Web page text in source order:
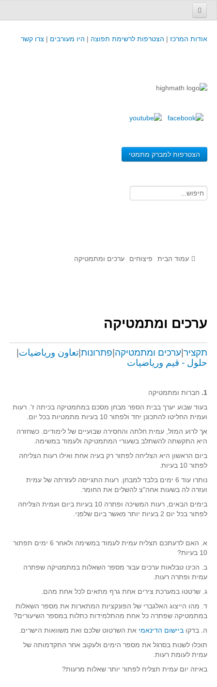
אודות המרכז | הצטרפות לרשימת תפוצה | היו מעורבים | צרו קשר
הצטרפות למברק מתמטי
קורסים והשתלמויות של מרכז המורים - כולל תוצרים
קורסים, כנסים והשתלמויות בארץ - מידע לשנה זו
משאבי הוראה ולמידה
לומדים בחט"ע
בית ספר יסודי
תוצרים מימי עיון וסדנאות - "קשר חם"
יישומים דינאמיים
פיצוחים
אלגברה
פונקציות
סדרות
בעיות מילוליות
עולם המספרים
סטטיסטיקה והסתברות
פונקציות וחדו"א
פונקצית הישר
פונקצית השורש
פונקציה רציונאלית
פונקציה מעריכית ולוגריתמית
בעיות קיצון
נגזרות ואינטגרלים
עמוד הבית פיצוחים ערכים ומתמטיקה
ערכים ומתמטיקה
תקציר|ערכים ומתמטיקה|פתרונות|تعاون ورياضيات|
حلول - قيم ورياضيات
1.
חברות ומתמטיקה
בעוד שבוע יערך בבית הספר מבחן מסכם במתמטיקה בכיתה ז'. רעות
ועמית החליטו להתכונן יחד ולפתור 10 בעיות מתמטיות בכל יום.
אך לרוע המזל, עמית חלתה והחסירה שבועיים של לימודים. כשחזרה
היא התקשתה להשתלב בשעורי המתמטיקה ולעמוד במשימה.
ביום הראשון היא הצליחה לפתור רק בעיה אחת ואילו רעות הצליחה
לפתור 10 בעיות.
נותרו עוד 6 ימים בלבד למבחן. רעות התגייסה לעזרתה של עמית
ועזרה לה בשעות אחה"צ להשלים את החומר.
בימים הבאים, רעות המשיכה ופתרה 10 בעיות ביום ועמית הצליחה
לפתור בכל יום 2 בעיות יותר מאשר ביום שלפני.
א. האם לדעתכם תצליח עמית לעמוד במשימה ולאחר 6 ימים תפתור
10 בעיות?
ב. הכינו טבלאות ערכים עבור מספר השאלות במתמטיקה שפתרה
עמית ופתרה רעות.
ג. שרטטו במערכת צירים אחת גרף מתאים לכל אחת מהם.
ד. מהו הייצוג האלגברי של הפונקציות המתארות את מספר השאלות
במתמטיקה שפתרה כל אחת מהתלמידות כתלות במספר השיעורים?
ה. בדקו ביישום הדינאמי את השרטוט שלכם ואת משוואות הישרים.
תוכלו לשנות בסרגל את מספר הימים ולעקוב אחר התקדמותה של
עמית לעומת רעות.
באיזה יום עמית תצליח לפתור יותר שאלות מרעות?